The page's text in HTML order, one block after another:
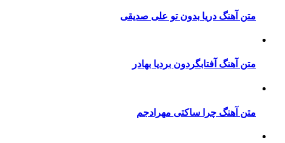
متن آهنگ دریا بدون تو علی صدیقی
متن آهنگ آفتابگردون بردیا بهادر
متن آهنگ چرا ساکتی مهرادجم